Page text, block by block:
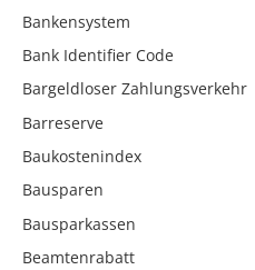
Bankensystem
Bank Identifier Code
Bargeldloser Zahlungsverkehr
Barreserve
Baukostenindex
Bausparen
Bausparkassen
Beamtenrabatt